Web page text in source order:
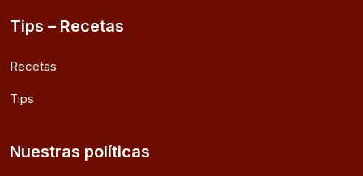
Tips – Recetas
Recetas
Tips
Nuestras políticas